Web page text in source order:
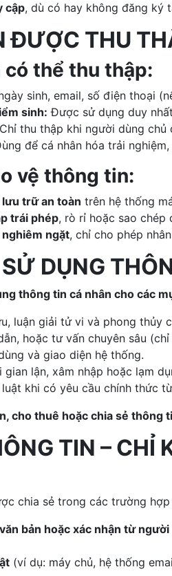
cập, dù có hay không đăng ký
ĐƯỢC THU
có thể thu thập:
sinh, email, số điện thoại
sinh: Được sử dụng duy
Chỉ thu thập khi người dùng chủ
để cá nhân hóa trải
vệ thông tin:
lưu trữ an toàn trên hệ thống
trái phép, rò rỉ hoặc sao chép
ngặt, chỉ cho phép
DỤNG
thông tin cá nhân cho các
luận giải tử vi và phong thủy
hoặc tư vấn chuyên sâu
và giao diện hệ thống.
gian lận, xâm nhập hoặc lạm
khi có yêu cầu chính thức
cho thuê hoặc chia sẻ thông
TIN –
chia sẻ trong các trường
bản hoặc xác nhận từ
(ví dụ: máy chủ, hệ thống